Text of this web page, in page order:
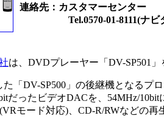
連絡先：カスタマーセンター
Tel.0570-01-8111(ナビダ
は、DVDプレーヤー「DV-SP501」
「DV-SP500」の後継機となるプ
だったビデオDACを、54MHz/
モード対応)、CD-R/RWなどの